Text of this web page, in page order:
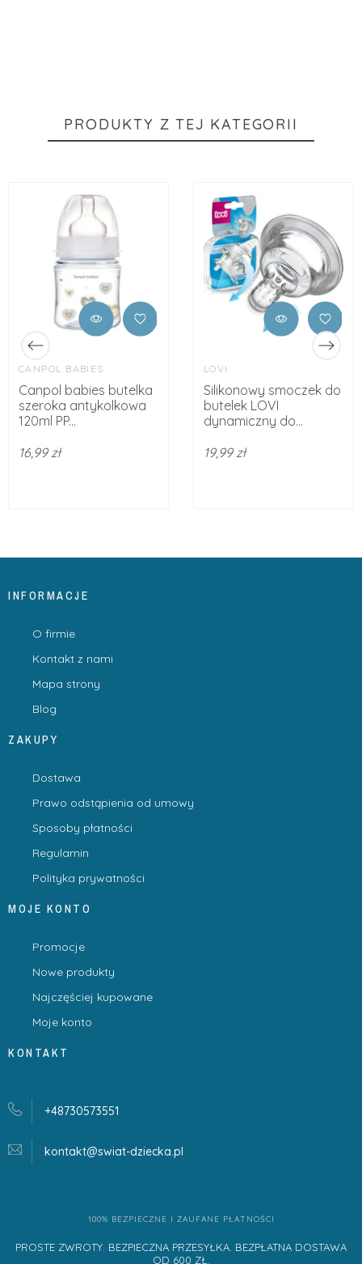
PRODUKTY Z TEJ KATEGORII
CANPOL BABIES
Canpol babies butelka
szeroka antykolkowa
120ml PP...
16,99 zł
LOVI
Silikonowy smoczek do
butelek LOVI
dynamiczny do...
19,99 zł
INFORMACJE
O firmie
Kontakt z nami
Mapa strony
Blog
ZAKUPY
Dostawa
Prawo odstąpienia od umowy
Sposoby płatności
Regulamin
Polityka prywatności
MOJE KONTO
Promocje
Nowe produkty
Najczęściej kupowane
Moje konto
KONTAKT
+48730573551
kontakt@swiat-dziecka.pl
100% BEZPIECZNE I ZAUFANE PŁATNOŚCI
PROSTE ZWROTY. BEZPIECZNA PRZESYŁKA. BEZPŁATNA DOSTAWA
OD 600 ZŁ.